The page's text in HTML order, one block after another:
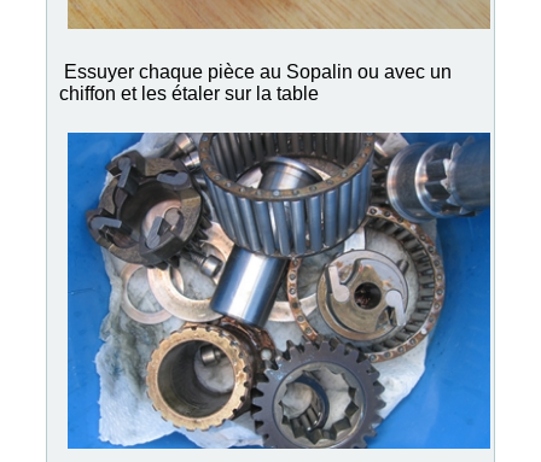
Essuyer chaque pièce au Sopalin ou avec un
chiffon et les étaler sur la table